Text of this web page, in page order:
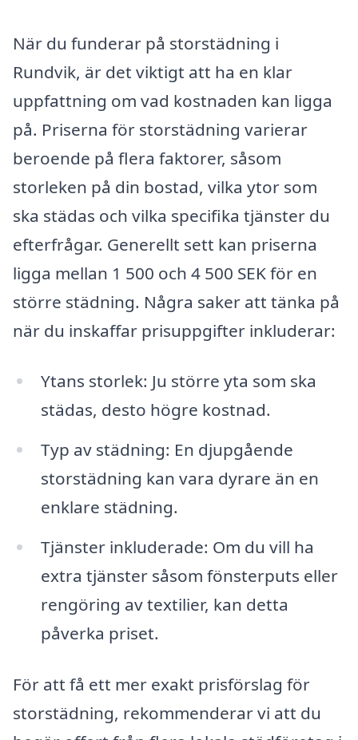
När du funderar på storstädning i
Rundvik, är det viktigt att ha en klar
uppfattning om vad kostnaden kan ligga
på. Priserna för storstädning varierar
beroende på flera faktorer, såsom
storleken på din bostad, vilka ytor som
ska städas och vilka specifika tjänster du
efterfrågar. Generellt sett kan priserna
ligga mellan 1 500 och 4 500 SEK för en
större städning. Några saker att tänka på
när du inskaffar prisuppgifter inkluderar:
Ytans storlek: Ju större yta som ska
städas, desto högre kostnad.
Typ av städning: En djupgående
storstädning kan vara dyrare än en
enklare städning.
Tjänster inkluderade: Om du vill ha
extra tjänster såsom fönsterputs eller
rengöring av textilier, kan detta
påverka priset.
För att få ett mer exakt prisförslag för
storstädning, rekommenderar vi att du